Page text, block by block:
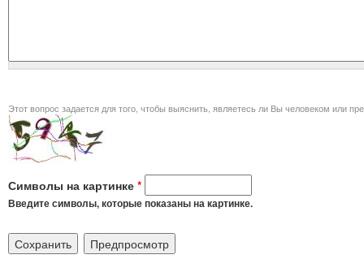
Этот вопрос задается для того,
Символы на картинке *
Введите символы, которые показаны на картинке.